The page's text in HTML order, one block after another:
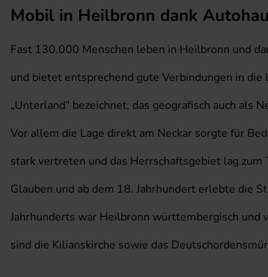
Mobil in Heilbronn dank
Fast 130.000 Menschen leben in Heilbronn und
und bietet entsprechend gute Verbindungen in
„Unterland“ bezeichnet, das geografisch auch
Vor allem die Lage direkt am Neckar sorgte für
stark vertreten und das Herrschaftsgebiet lag
Glauben und ab dem 18. Jahrhundert erlebte die
Jahrhunderts war Heilbronn württembergisch
sind die Kilianskirche sowie das